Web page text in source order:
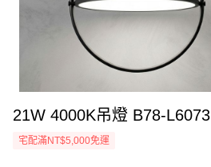
21W 4000K吊燈 B78-L6073
宅配滿NT$5,000免運